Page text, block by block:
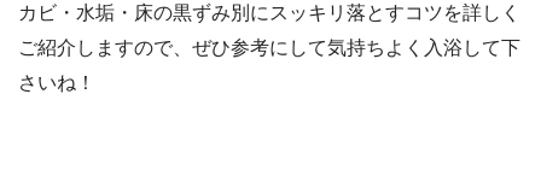
カビ・水垢・床の黒ずみ別にスッキリ落とすコツを詳しく
ご紹介しますので、ぜひ参考にして気持ちよく入浴して下
さいね！